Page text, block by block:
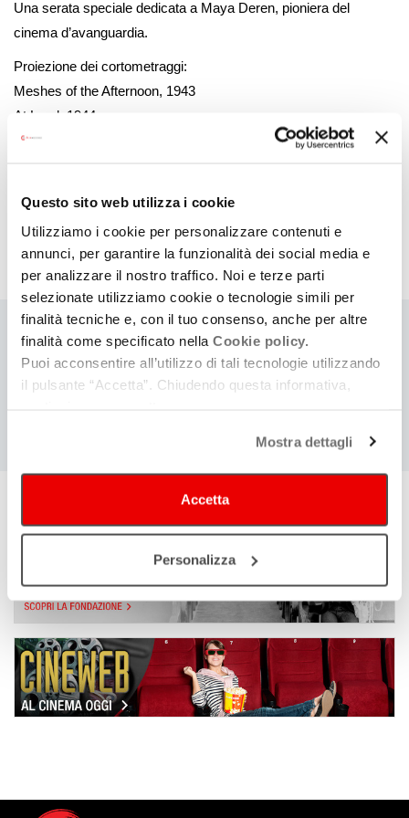
Questo sito web utilizza i cookie
Utilizziamo i cookie per personalizzare contenuti e
annunci, per garantire la funzionalità dei social media e
per analizzare il nostro traffico. Noi e terze parti
selezionate utilizziamo cookie o tecnologie simili per
finalità tecniche e, con il tuo consenso, anche per altre
finalità come specificato nella Cookie policy.
Puoi acconsentire all’utilizzo di tali tecnologie utilizzando
il pulsante “Accetta”. Chiudendo questa informativa,
Mostra dettagli
Accetta
Personalizza
Una serata speciale dedicata a Maya Deren, pioniera del
cinema d’avanguardia.
Proiezione dei cortometraggi:
Meshes of the Afternoon, 1943
At Land, 1944
Ritual in Transfigured Time, 1946
cinema
Archivio date
COSA
Cerca eventi Cerca rassegne e festival